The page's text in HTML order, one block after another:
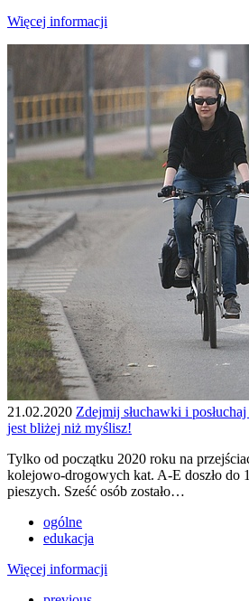
Więcej informacji
21.02.2020 Zdejmij słuchawki i
jest bliżej niż myślisz!
Tylko od początku 2020 roku na
kolejowo-drogowych kat. A-E doszło do
pieszych. Sześć osób zostało…
ogólne
edukacja
Więcej informacji